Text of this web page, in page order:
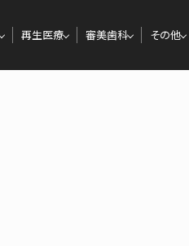
再生医療 審美歯科 その他